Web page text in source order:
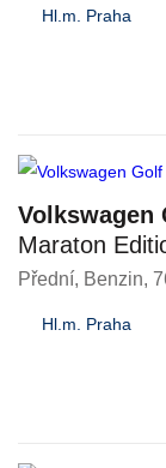
Hl.m. Praha
Volkswagen
Maraton
Přední, Benzin,
Hl.m. Praha